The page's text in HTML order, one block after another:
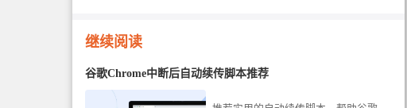
继续阅读
谷歌Chrome中断后自动续传脚本推荐